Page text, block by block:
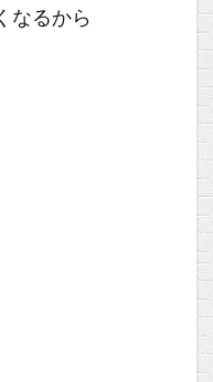
なるから